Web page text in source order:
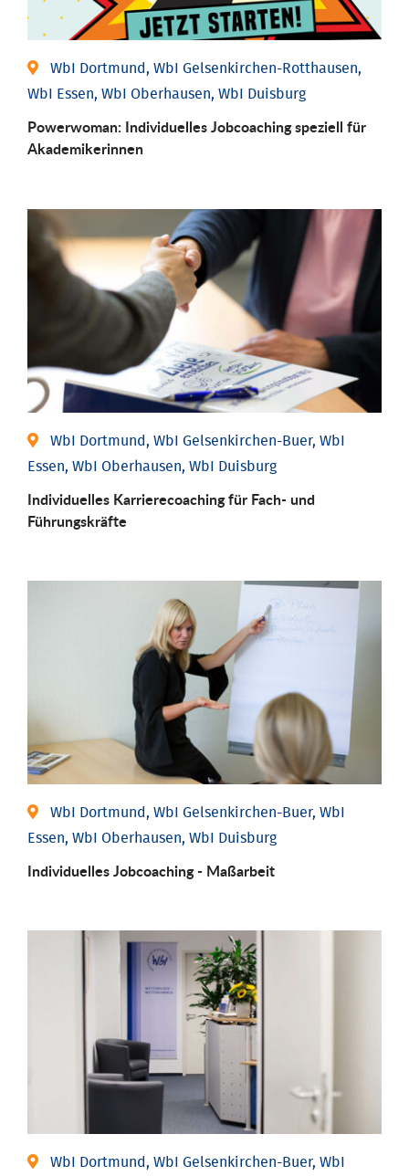
WbI Dortmund, WbI Gelsenkirchen-Rotthausen,
WbI Essen, WbI Oberhausen, WbI Duisburg
Powerwoman: Individu­elles Job­coaching speziell für
Aka­demiker­innen
WbI Dortmund, WbI Gelsenkirchen-Buer, WbI
Essen, WbI Oberhausen, WbI Duisburg
Individu­elles Karrierecoaching für Fach-­ und
Führungs­kräfte
WbI Dortmund, WbI Gelsenkirchen-Buer, WbI
Essen, WbI Oberhausen, WbI Duisburg
Individu­elles Job­coaching - Maßarbeit
WbI Dortmund, WbI Gelsenkirchen-Buer, WbI